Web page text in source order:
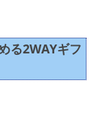
る2WAYギフ